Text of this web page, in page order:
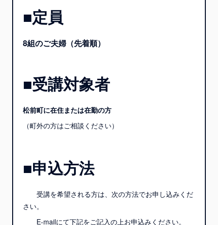
■定員
8組のご夫婦（先着順）
■受講対象者
松前町に在住または在勤の方
（町外の方はご相談ください）
■申込方法
受講を希望される方は、次の方法でお申し込みくだ
さい。
E-mailにて下記をご記入の上お申込みください。